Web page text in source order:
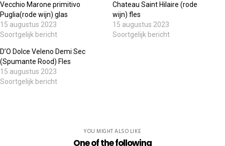
Vecchio Marone primitivo
Puglia(rode wijn) glas
15 augustus 2023
Soortgelijk bericht
Chateau Saint Hilaire (rode
wijn) fles
15 augustus 2023
Soortgelijk bericht
D’O Dolce Veleno Demi Sec
(Spumante Rood) Fles
15 augustus 2023
Soortgelijk bericht
YOU MIGHT ALSO LIKE
One of the following